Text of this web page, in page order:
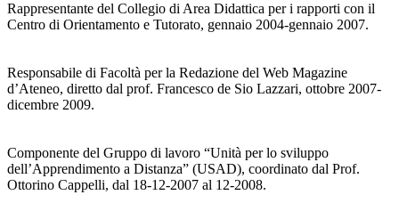
Rappresentante del Collegio di Area Didattica per i rapporti con il
Centro di Orientamento e Tutorato, gennaio 2004-gennaio 2007.
Responsabile di Facoltà per la Redazione del Web Magazine
d’Ateneo, diretto dal prof. Francesco de Sio Lazzari, ottobre 2007-
dicembre 2009.
Componente del Gruppo di lavoro “Unità per lo sviluppo
dell’Apprendimento a Distanza” (USAD), coordinato dal Prof.
Ottorino Cappelli, dal 18-12-2007 al 12-2008.